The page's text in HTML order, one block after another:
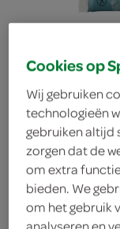
Cookies op
Wij gebruiken
technologieën
gebruiken altijd
zorgen dat de
om extra
bieden. We
om het gebruik
analyseren en